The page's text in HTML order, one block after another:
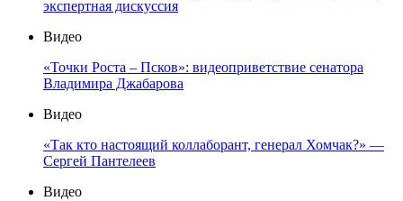
экспертная дискуссия
Видео
«Точки Роста – Псков»: видеоприветствие сенатора
Владимира Джабарова
Видео
«Так кто настоящий коллаборант, генерал Хомчак?» —
Сергей Пантелеев
Видео